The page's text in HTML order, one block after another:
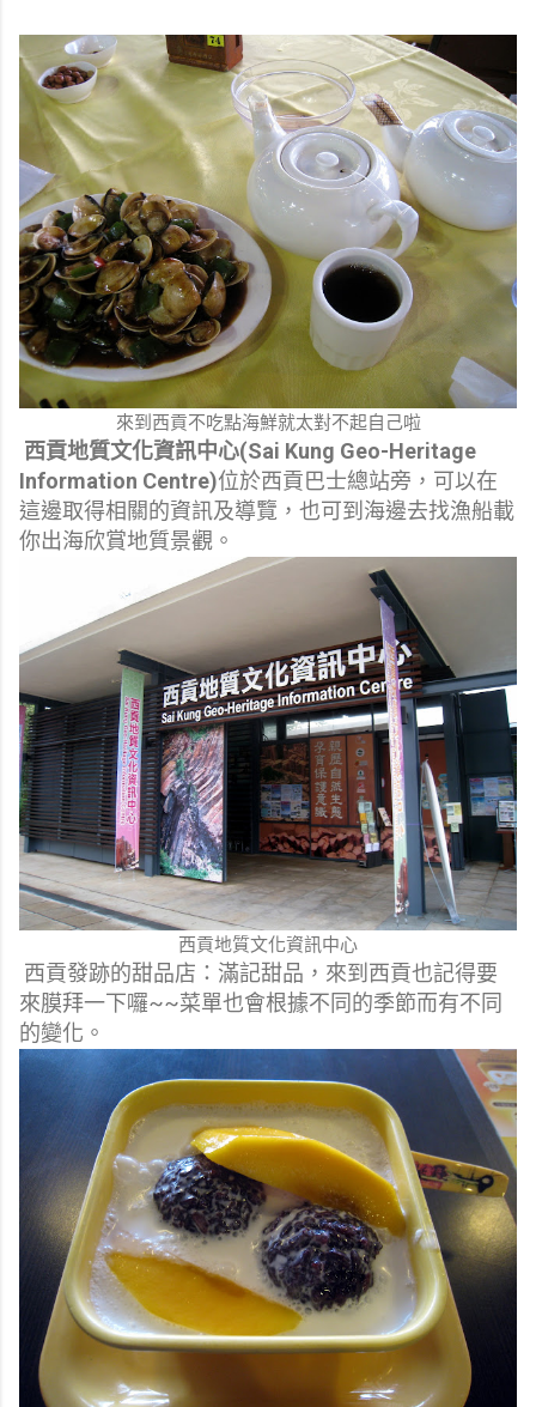
來到西貢不吃點海鮮就太對不起自己啦
西貢地質文化資訊中心(Sai Kung Geo-Heritage
Information Centre)位於西貢巴士總站旁，可以在
這邊取得相關的資訊及導覽，也可到海邊去找漁船載
你出海欣賞地質景觀。
西貢地質文化資訊中心
西貢發跡的甜品店：滿記甜品，來到西貢也記得要
來膜拜一下囉~~菜單也會根據不同的季節而有不同
的變化。